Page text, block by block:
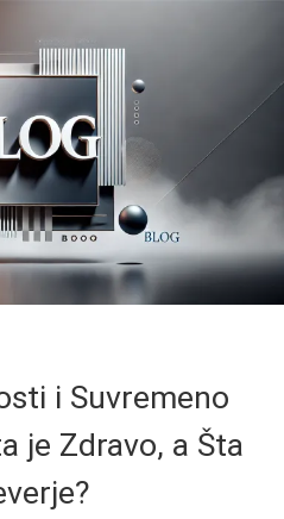
i Suvremeno
je Zdravo, a Šta